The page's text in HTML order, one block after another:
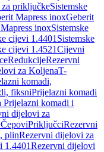
priključkeSistemske
Mapress inoxGeberit
inoxSistemske
cijevi 1.4401 Sistemske
cijevi 1.4521Cijevni
RedukcijeRezervni
za KoljenaT-
komadi,
fiksniPrijelazni komadi
Prijelazni komadi i
dijelovi za
PriključciRezervni
plinRezervni dijelovi za
1.4401Rezervni dijelovi